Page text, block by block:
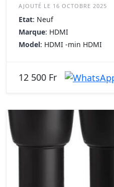
AJOUTÉ LE 16 OCTOBRE 2025
Etat: Neuf
Marque: HDMI
Model: HDMI -min HDMI
12 500 Fr